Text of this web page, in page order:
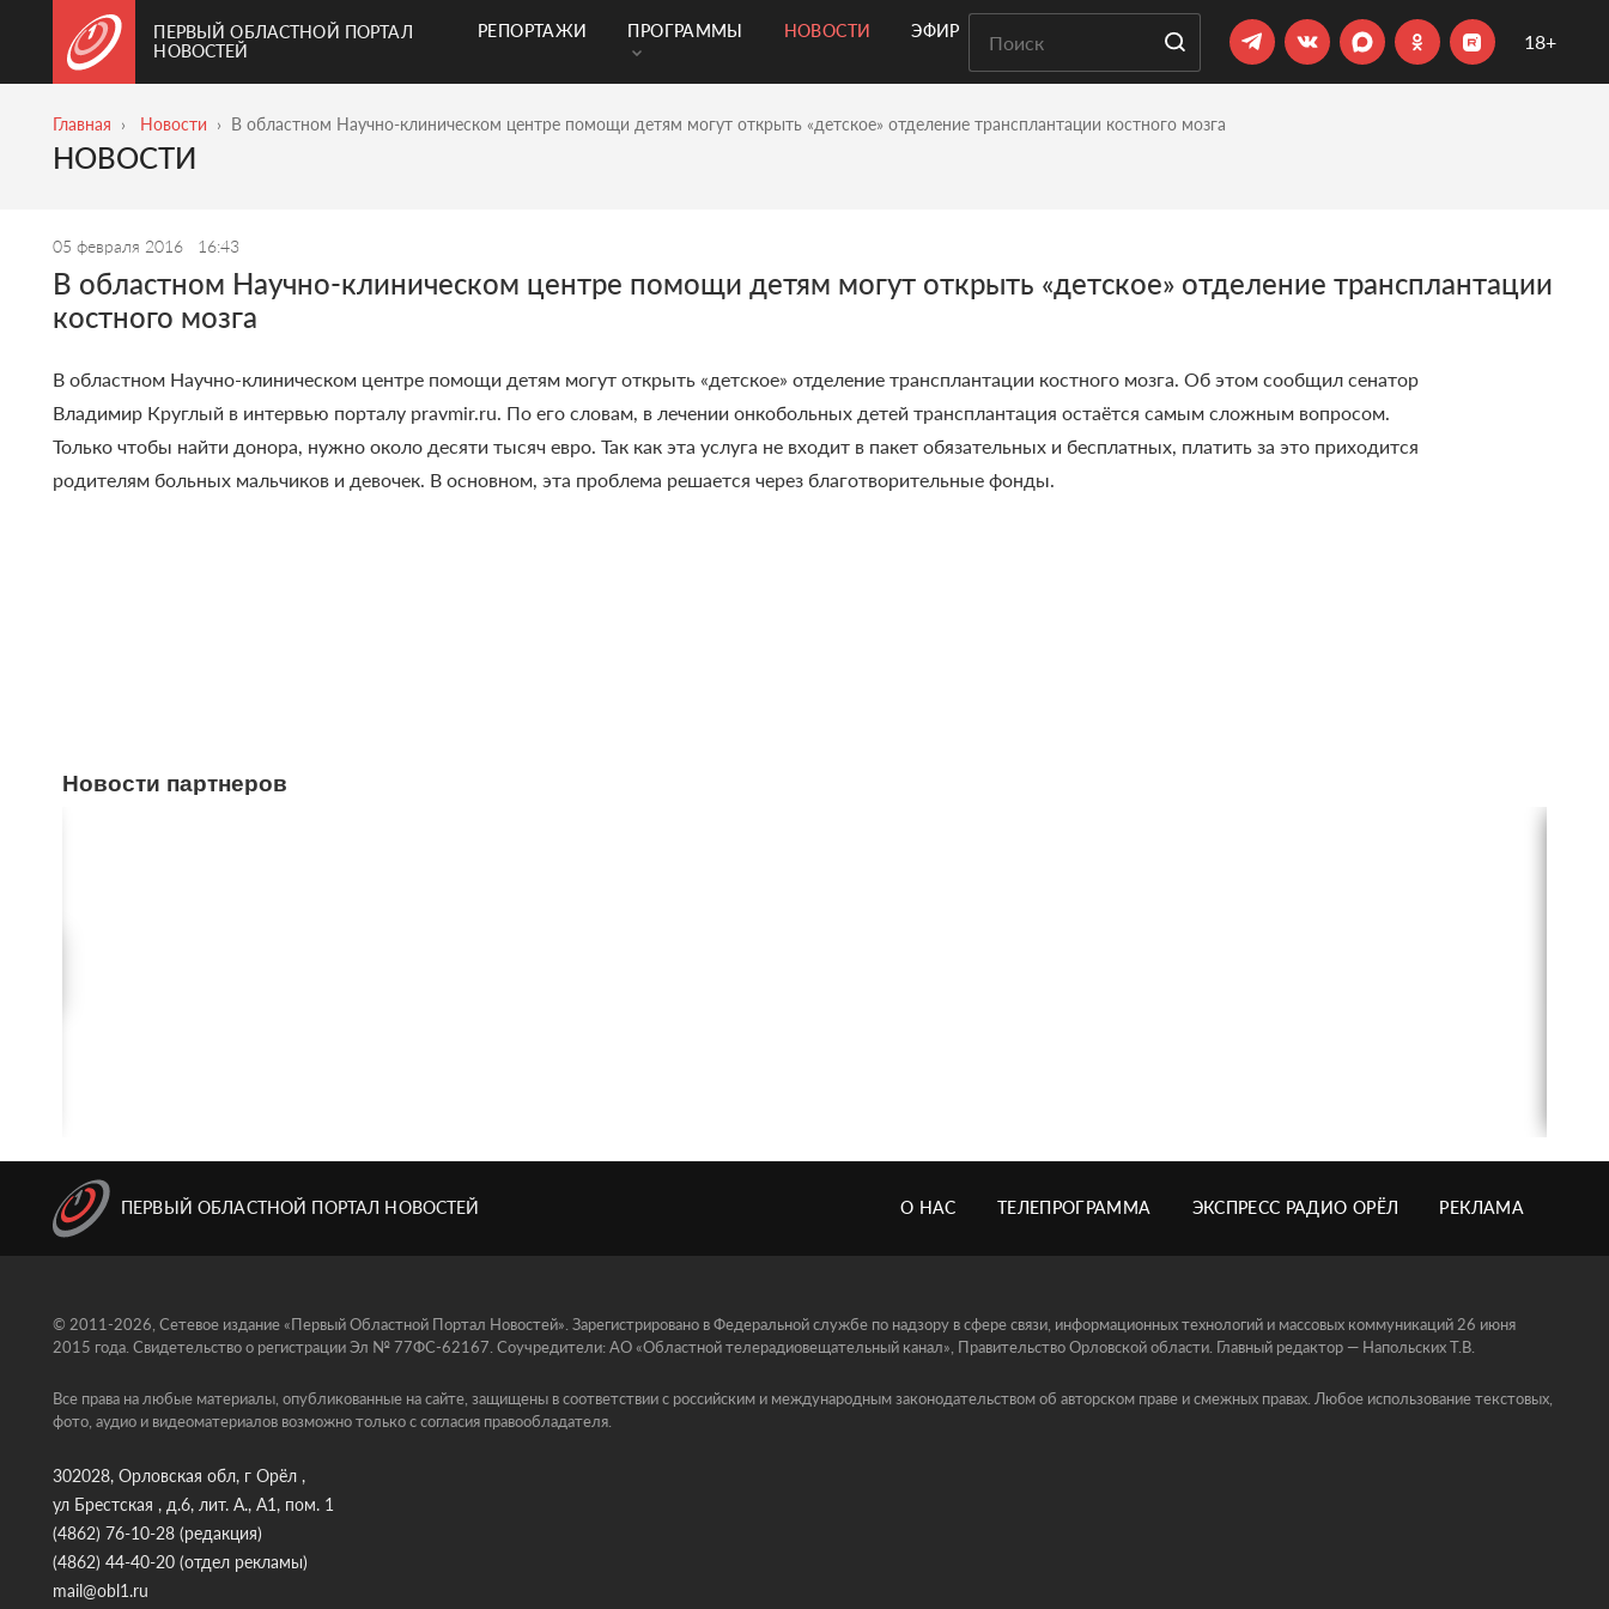
ПЕРВЫЙ ОБЛАСТНОЙ ПОРТАЛ
НОВОСТЕЙ
РЕПОРТАЖИ ПРОГРАММЫ НОВОСТИ ЭФИР 18+
Главная Новости В областном Научно-клиническом центре помощи детям могут открыть «детское» отделение трансплантации костного мозга
НОВОСТИ
05 февраля 2016 16:43
В областном Научно-клиническом центре помощи детям могут открыть «детское» отделение трансплантации
костного мозга
В областном Научно-клиническом центре помощи детям могут открыть «детское» отделение трансплантации костного мозга. Об этом сообщил сенатор
Владимир Круглый в интервью порталу pravmir.ru. По его словам, в лечении онкобольных детей трансплантация остаётся самым сложным вопросом.
Только чтобы найти донора, нужно около десяти тысяч евро. Так как эта услуга не входит в пакет обязательных и бесплатных, платить за это приходится
родителям больных мальчиков и девочек. В основном, эта проблема решается через благотворительные фонды.
Новости партнеров
ПЕРВЫЙ ОБЛАСТНОЙ ПОРТАЛ НОВОСТЕЙ О НАС ТЕЛЕПРОГРАММА ЭКСПРЕСС РАДИО ОРЁЛ РЕКЛАМА
© 2011-2026, Сетевое издание «Первый Областной Портал Новостей». Зарегистрировано в Федеральной службе по надзору в сфере связи, информационных технологий и массовых коммуникаций 26 июня
2015 года. Свидетельство о регистрации Эл № 77ФС-62167. Соучредители: АО «Областной телерадиовещательный канал», Правительство Орловской области. Главный редактор — Напольских Т.В.
Все права на любые материалы, опубликованные на сайте, защищены в соответствии с российским и международным законодательством об авторском праве и смежных правах. Любое использование текстовых,
фото, аудио и видеоматериалов возможно только с согласия правообладателя.
302028, Орловская обл, г Орёл ,
ул Брестская , д.6, лит. А., А1, пом. 1
(4862) 76-10-28 (редакция)
(4862) 44-40-20 (отдел рекламы)
mail@obl1.ru